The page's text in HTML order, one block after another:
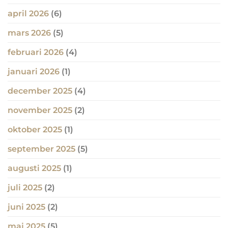
april 2026 (6)
mars 2026 (5)
februari 2026 (4)
januari 2026 (1)
december 2025 (4)
november 2025 (2)
oktober 2025 (1)
september 2025 (5)
augusti 2025 (1)
juli 2025 (2)
juni 2025 (2)
maj 2025 (5)